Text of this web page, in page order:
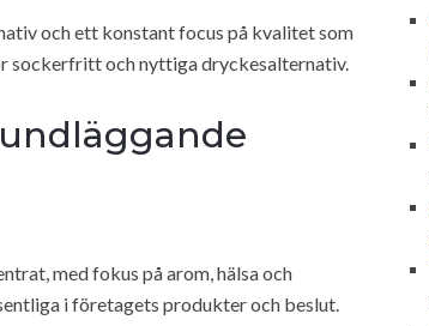
och ett konstant focus på kvalitet som
sockerfritt och nyttiga dryckesalternativ.
med fokus på arom, hälsa och
i företagets produkter och beslut.